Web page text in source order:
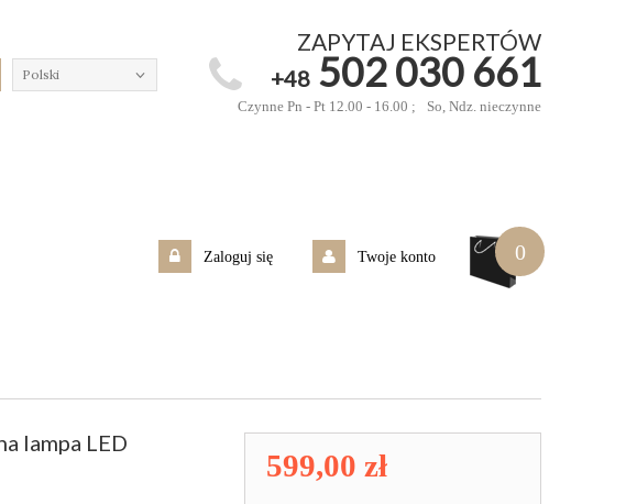
ZAPYTAJ EKSPERTÓW
+48 502 030 661
Czynne Pn - Pt 12.00 - 16.00 ; So, Ndz. nieczynne
Polski
0
Zaloguj się Twoje konto
lampa LED
599,00 zł